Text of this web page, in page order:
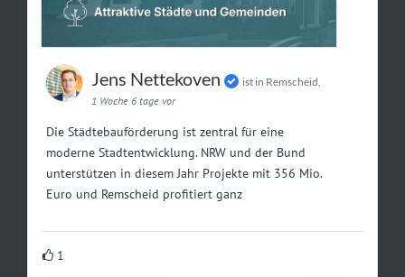
Jens Nettekoven
ist in Remscheid.
1 Woche 6 tage vor
Die Städtebauförderung ist zentral für eine
moderne Stadtentwicklung. NRW und der Bund
unterstützen in diesem Jahr Projekte mit 356 Mio.
Euro und Remscheid profitiert ganz
1